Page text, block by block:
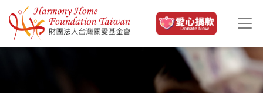
移至主內容